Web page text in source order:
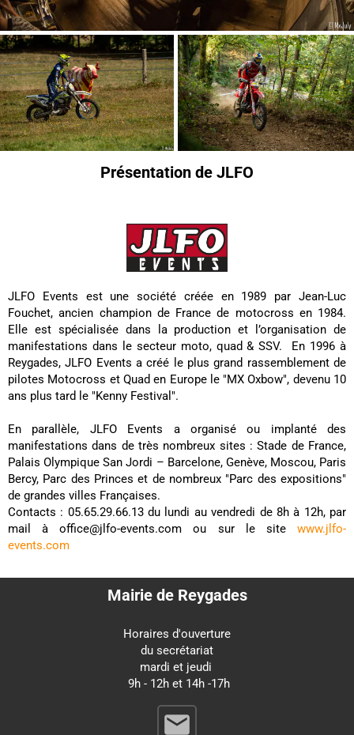
Présentation de JLFO
JLFO Events est une société créée en 1989 par Jean-Luc
Fouchet, ancien champion de France de motocross en 1984.
Elle est spécialisée dans la production et l’organisation de
manifestations dans le secteur moto, quad & SSV. En 1996 à
Reygades, JLFO Events a créé le plus grand rassemblement de
pilotes Motocross et Quad en Europe le "MX Oxbow", devenu 10
ans plus tard le "Kenny Festival".
En parallèle, JLFO Events a organisé ou implanté des
manifestations dans de très nombreux sites : Stade de France,
Palais Olympique San Jordi – Barcelone, Genève, Moscou, Paris
Bercy, Parc des Princes et de nombreux "Parc des expositions"
de grandes villes Françaises.
Contacts : 05.65.29.66.13 du lundi au vendredi de 8h à 12h, par
mail à office@jlfo-events.com ou sur le site www.jlfo-
events.com
Mairie de Reygades
Horaires d'ouverture
du secrétariat
mardi et jeudi
9h - 12h et 14h -17h
email